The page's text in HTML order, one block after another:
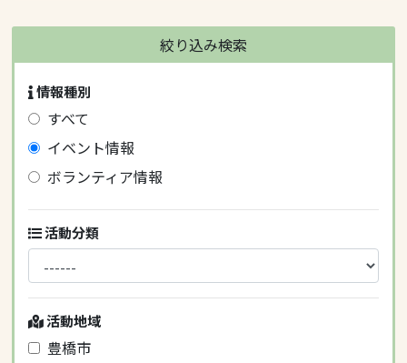
絞り込み検索
情報種別
すべて
イベント情報
ボランティア情報
活動分類
活動地域
豊橋市